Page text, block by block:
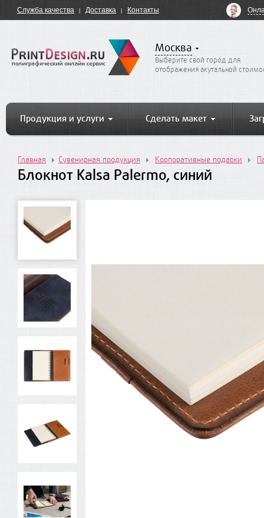
Служба качества Доставка Контакты
Москва
Выберите свой город для
отображения акутальной
Продукция и услуги Сделать макет
Главная Сувенирная продукция Корпоративные подарки
Блокнот Kalsa Palermo, синий